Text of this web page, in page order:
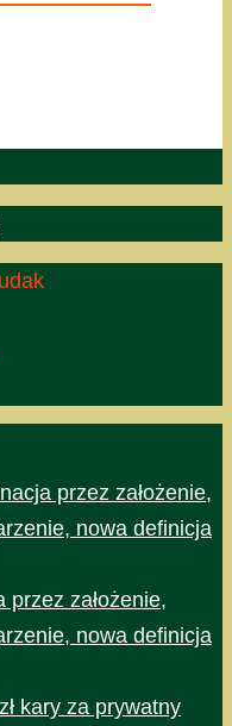
przez założenie,
nowa definicja
przez założenie,
nowa definicja
kary za prywatny